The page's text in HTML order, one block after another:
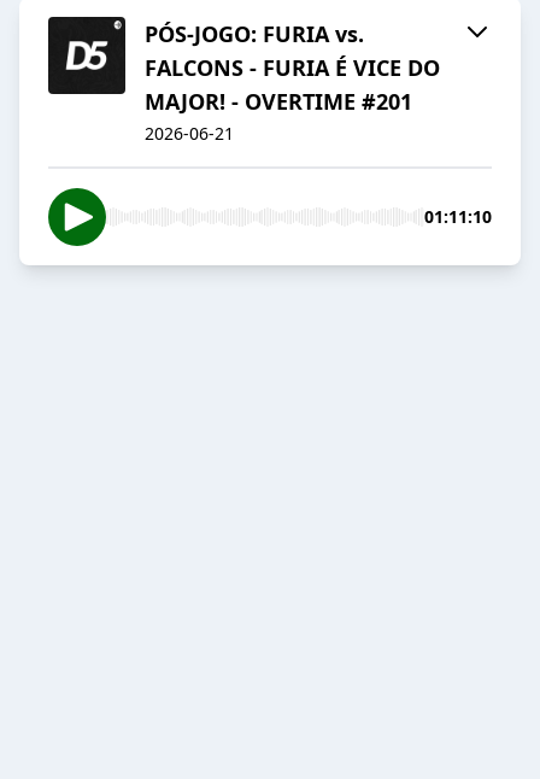
PÓS-JOGO: FURIA vs.
FALCONS - FURIA É VICE DO
MAJOR! - OVERTIME #201
2026-06-21
01:11:10